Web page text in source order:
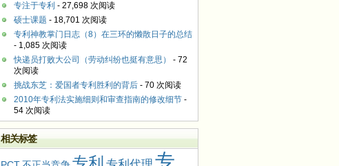
专注于专利 - 27,698 次阅读
硕士课题 - 18,701 次阅读
专利神教掌门日志（8）在三环的懒散日子的总结
- 1,085 次阅读
快递员打败大公司（劳动纠纷也挺有意思）
- 72
次阅读
挑战东芝：爱国者专利胜利的背后 - 70 次阅读
2010年专利法实施细则和审查指南的修改细节 -
54 次阅读
相关标签
专